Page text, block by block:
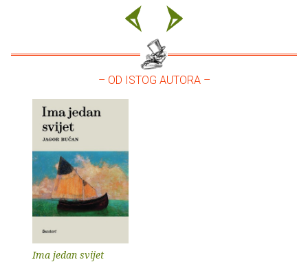
– OD ISTOG AUTORA –
Ima jedan svijet